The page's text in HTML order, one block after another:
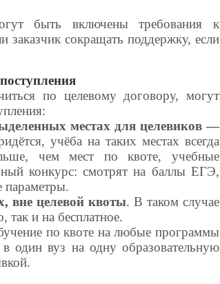
быть включены требования к
заказчик сокращать поддержку, если
по целевому договору, могут
местах для целевиков —
учёба на таких местах всегда
чем мест по квоте, учебные
конкурс: смотрят на баллы ЕГЭ,
параметры.
вне целевой квоты. В таком случае
так и на бесплатное.
по квоте на любые программы
один вуз на одну образовательную